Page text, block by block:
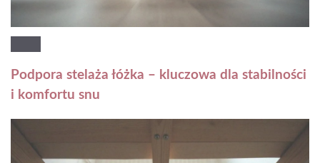
Podpora stelaża łóżka – kluczowa dla stabilności
i komfortu snu